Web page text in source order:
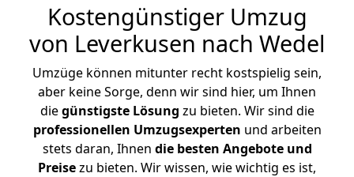
Kostengünstiger Umzug
von Leverkusen nach Wedel
Umzüge können mitunter recht kostspielig sein,
aber keine Sorge, denn wir sind hier, um Ihnen
diegünstigste Lösung zu bieten. Wir sind die
professionellen Umzugsexperten und arbeiten
stets daran, Ihnen die besten Angebote und
Preisezu bieten. Wir wissen, wie wichtig es ist,